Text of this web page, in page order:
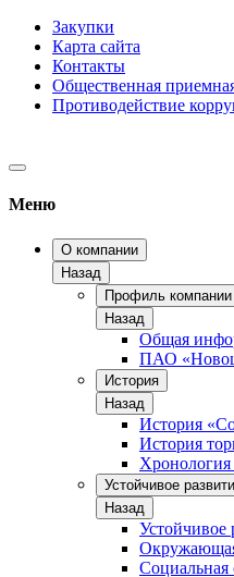
Закупки
Карта сайта
Контакты
Общественная
Противодействие
Меню
О компании
Назад
Профиль компании
Назад
Общая
ПАО
История
Назад
История
История
Устойчивое
Назад
Устойчивое
Социальная